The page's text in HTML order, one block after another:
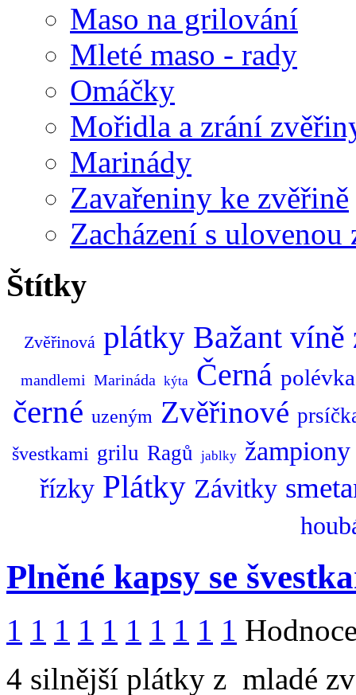
Maso na grilování
Mleté maso - rady
Omáčky
Mořidla a zrání
Marinády
Zavařeniny ke zvěřině
Zacházení s ulovenou
Štítky
Zvěřinová plátky Bažant víně
mandlemi Marináda kýta Černá polévka
černé uzeným Zvěřinové
švestkami grilu Ragů jablky žampiony
řízky Plátky Závitky
Plněné kapsy se
1 1 1 1 1 1 1 1 1 1
4 silnější plátky z mladé